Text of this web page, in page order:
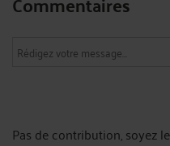
Pas de contribution, soyez